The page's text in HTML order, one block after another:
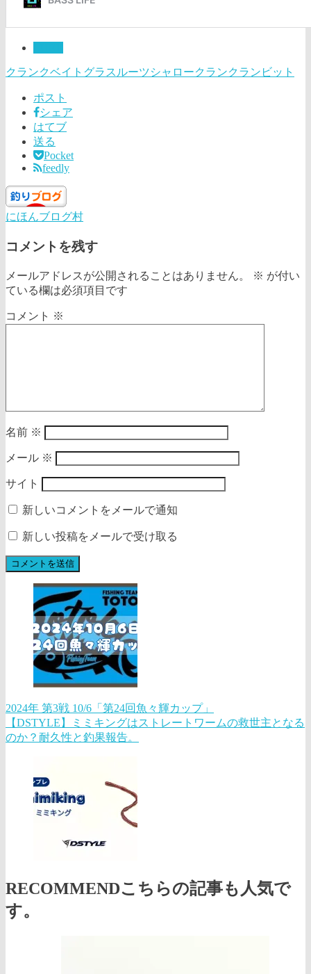
クランクベイト グラスルーツシャロークランクランビット
ポスト
シェア
はてブ
送る
Pocket
feedly
にほんブログ村
コメントを残す
メールアドレスが公開されることはありません。 ※ が付い
ている欄は必須項目です
コメント ※
名前 ※
メール ※
サイト
新しいコメントをメールで通知
新しい投稿をメールで受け取る
2024年 第3戦 10/6「第24回魚々輝カップ」
【DSTYLE】ミミキングはストレートワームの救世主となる
のか？耐久性と釣果報告。
RECOMMENDこちらの記事も人気で
す。